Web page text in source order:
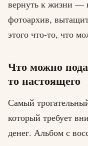
вернуть к жизни —
фотоархив,
этого что-то, что
Что можно
то настоящего
Самый
который требует
денег. Альбом с